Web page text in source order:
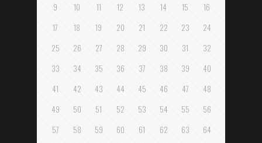
9
10 11 12 13 14 15
16
17
18 19 20 21 22 23
24
25
26 27 28 29 30 31
32
33
34 35 36 37 38 39
40
41
42 43 44 45 46 47
48
49
50 51 52 53 54 55
56
57
58 59 60 61 62 63
64